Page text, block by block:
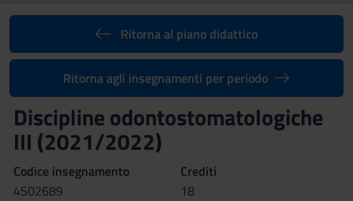
Ritorna al piano didattico
Ritorna agli insegnamenti per periodo
Discipline odontostomatologiche
III (2021/2022)
Codice insegnamento
4S02689
Crediti
18